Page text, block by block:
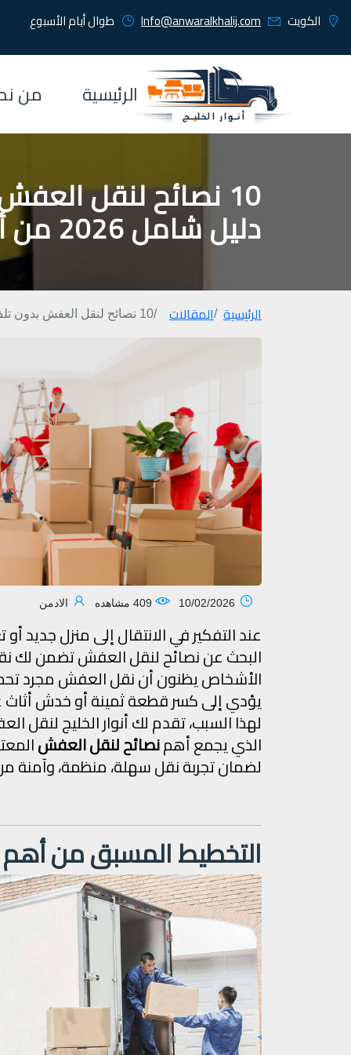
الكويت Info@anwaralkhalij.com طوال أيام الأسبوع
الرئيسية من
10 نصائح لنقل
دليل شامل 2026 من أنوار الخليج
الرئيسية المقالات 10 نصائح لنقل العفش بدون تلف في الكويت | دليل شامل 2026 من أنوار الخليج
الادمن
عند التفكير في الانتقال إلى منزل
البحث عن نصائح لنقل العفش تضمن لك
الأشخاص يظنون أن نقل العفش مجرد
يؤدي إلى كسر قطعة ثمينة أو خدش أثاث
لهذا السبب، تقدم لك أنوار الخليج لنقل
الذي يجمع أهمنصائح لنقل العفش
لضمان تجربة نقل سهلة، منظمة، وآمنة من
التخطيط المسبق من